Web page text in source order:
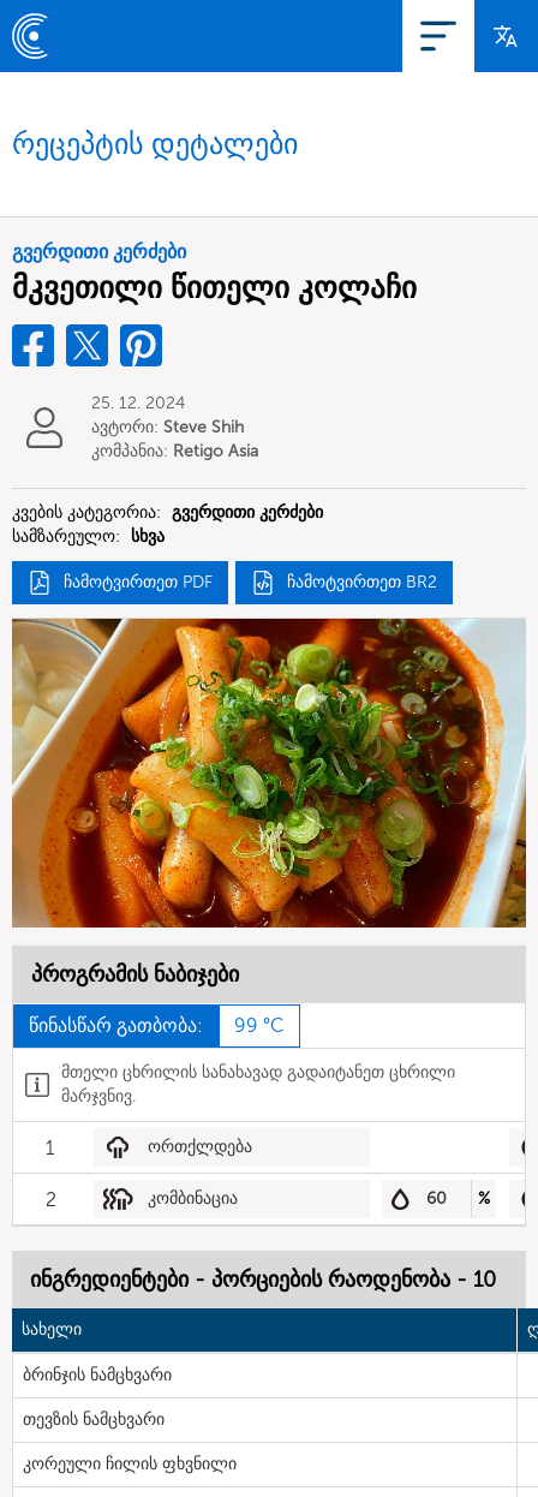
რეცეპტის დეტალები
გვერდითი კერძები
მკვეთილი წითელი კოლაჩი
25. 12. 2024
ავტორი: Steve Shih
კომპანია: Retigo Asia
კვების კატეგორია: გვერდითი კერძები
სამზარეულო: სხვა
ჩამოტვირთეთ PDF ჩამოტვირთეთ BR2
პროგრამის ნაბიჯები
წინასწარ გათბობა: 99 °C
მთელი ცხრილის სანახავად გადაიტანეთ ცხრილი
მარჯვნივ.
1 ორთქლდება
2 კომბინაცია 60 %
ინგრედიენტები - პორციების რაოდენობა - 10
სახელი
ბრინჯის ნამცხვარი
თევზის ნამცხვარი
კორეული ჩილის ფხვნილი